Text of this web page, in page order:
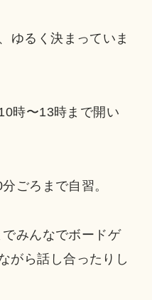
ゆるく決まっていま
時〜13時まで開い
ごろまで自習。
みんなでボードゲ
がら話し合ったりし